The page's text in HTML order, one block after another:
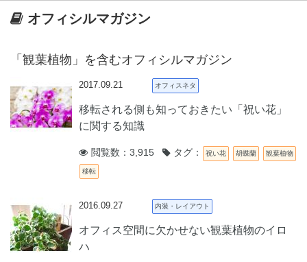
オフィシルマガジン
「観葉植物」を含むオフィシルマガジン
2017.09.21 オフィスネタ
移転される側も知っておきたい「祝い花」
に関する知識
閲覧数：3,915 タグ： 祝い花 胡蝶蘭 観葉植物
移転
2016.09.27 内装・レイアウト
オフィス空間に欠かせない観葉植物のイロ
ハ